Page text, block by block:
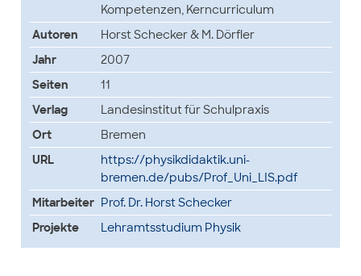
Kompetenzen, Kerncurriculum
Autoren
Horst Schecker & M. Dörfler
Jahr
2007
Seiten
11
Verlag
Landesinstitut für Schulpraxis
Ort
Bremen
URL
https://physikdidaktik.uni-
bremen.de/pubs/Prof_Uni_LIS.pdf
Mitarbeiter Prof. Dr. Horst Schecker
Projekte
Lehramtsstudium Physik